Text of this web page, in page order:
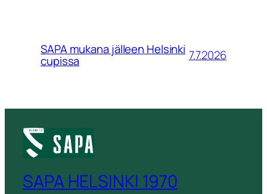
SAPA mukana jälleen Helsinki
cupissa 7.7.2026
SAPA HELSINKI 1970